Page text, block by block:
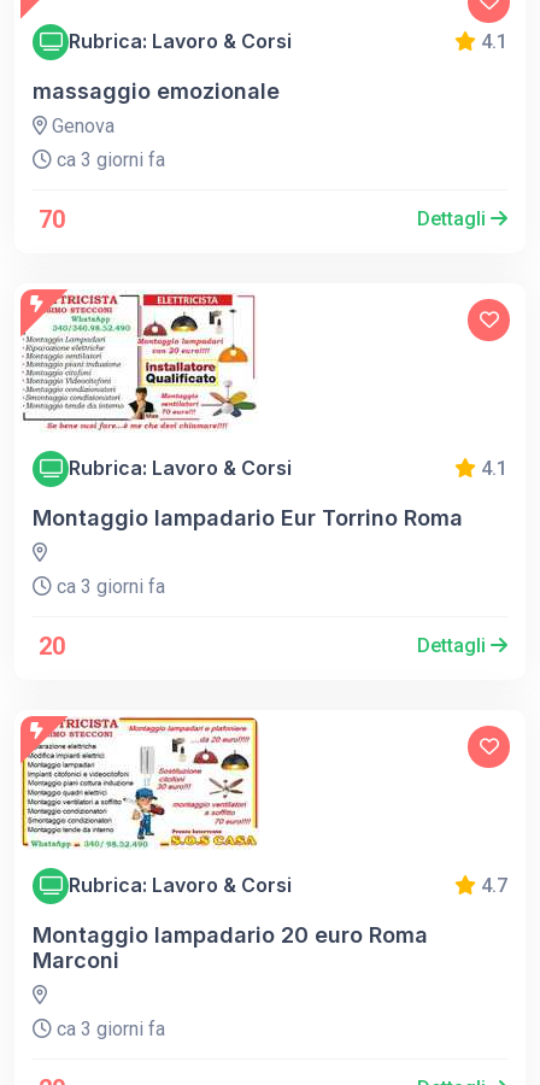
Rubrica: Lavoro & Corsi 4.1
massaggio emozionale
Genova
ca 3 giorni fa
70 Dettagli
Rubrica: Lavoro & Corsi 4.1
Montaggio lampadario Eur Torrino Roma
ca 3 giorni fa
20 Dettagli
Rubrica: Lavoro & Corsi 4.7
Montaggio lampadario 20 euro Roma
Marconi
ca 3 giorni fa